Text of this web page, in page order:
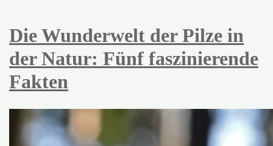
Die Wunderwelt der Pilze in
der Natur: Fünf faszinierende
Fakten